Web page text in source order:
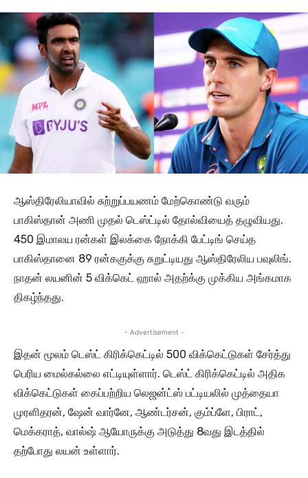
ஆஸ்திரேலியாவில் சுற்றுப்பயணம் மேற்கொண்டு வரும்
பாகிஸ்தான் அணி முதல் டெஸ்ட்டில் தோல்வியைத் தழுவியது.
450 இமாலய ரன்கள் இலக்கை நோக்கி பேட்டிங் செய்த
பாகிஸ்தானை 89 ரன்ககுக்கு சுறுட்டியது ஆஸ்திரேலிய பவுலிங்.
நாதன் லயனின் 5 விக்கெட் ஹால் அதற்க்கு முக்கிய அங்கமாக
திகழ்ந்தது.
- Advertisement -
இதன் மூலம் டெஸ்ட் கிரிக்கெட்டில் 500 விக்கெட்டுகள் சேர்த்து
பெரிய மைல்கல்லை எட்டியுள்ளார். டெஸ்ட் கிரிக்கெட்டில் அதிக
விக்கெட்டுகள் கைப்பற்றிய லெஜன்ட்ஸ் பட்டியலில் முத்தையா
முரளிதரன், ஷேன் வார்னே, ஆண்டர்சன், கும்ப்ளே, பிராட்,
மெக்கராத், வால்ஷ் ஆயோருக்கு அடுத்து 8வது இடத்தில்
தற்போது லயன் உள்ளார்.